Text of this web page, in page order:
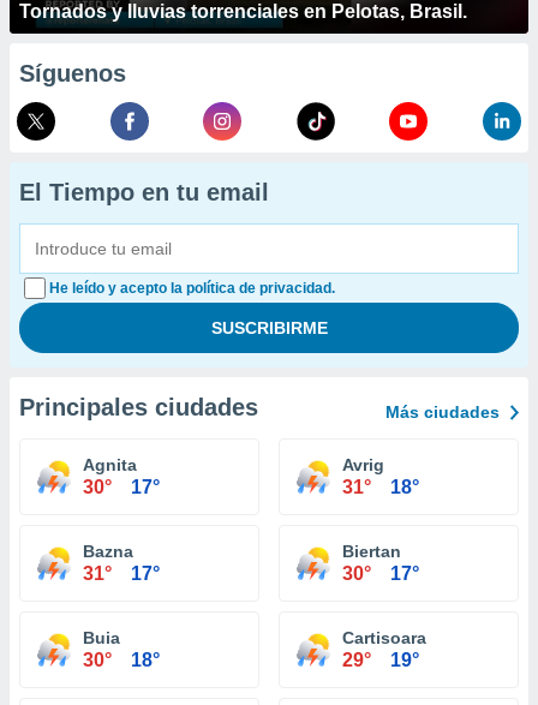
Tornados y lluvias torrenciales en Pelotas, Brasil.
Síguenos
El Tiempo en tu email
He leído y acepto la política de privacidad.
Principales ciudades Más ciudades
Agnita
30° 17°
Avrig
31° 18°
Bazna
31° 17°
Biertan
30° 17°
Buia
30° 18°
Cartisoara
29° 19°